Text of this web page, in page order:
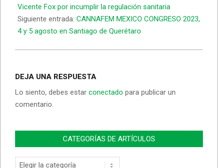
Vicente Fox por incumplir la regulación sanitaria
Siguiente entrada: CANNAFEM MEXICO CONGRESO 2023,
4 y 5 agosto en Santiago de Querétaro
DEJA UNA RESPUESTA
Lo siento, debes estar conectado para publicar un
comentario.
CATEGORÍAS DE ARTÍCULOS
Categorías